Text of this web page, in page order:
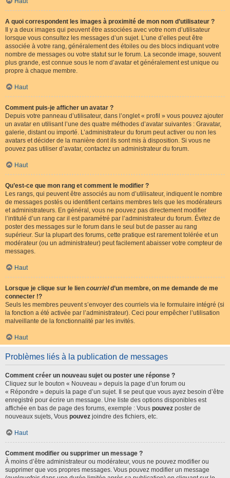
A quoi correspondent les images à proximité de mon nom d’utilisateur ?
Il y a deux images qui peuvent être associées avec votre nom d’utilisateur
lorsque vous consultez les messages d’un sujet. L’une d’elles peut être
associée à votre rang, généralement des étoiles ou des blocs indiquant votre
nombre de messages ou votre statut sur le forum. La seconde image, souvent
plus grande, est connue sous le nom d’avatar et généralement est unique ou
propre à chaque membre.
Haut
Comment puis-je afficher un avatar ?
Depuis votre panneau d’utilisateur, dans l’onglet « profil » vous pouvez ajouter
un avatar en utilisant l’une des quatre méthodes d’avatar suivantes : Gravatar,
galerie, distant ou importé. L’administrateur du forum peut activer ou non les
avatars et décider de la manière dont ils sont mis à disposition. Si vous ne
pouvez pas utiliser d’avatar, contactez un administrateur du forum.
Haut
Qu’est-ce que mon rang et comment le modifier ?
Les rangs, qui peuvent être associés au nom d’utilisateur, indiquent le nombre
de messages postés ou identifient certains membres tels que les modérateurs
et administrateurs. En général, vous ne pouvez pas directement modifier
l’intitulé d’un rang car il est paramétré par l’administrateur du forum. Évitez de
poster des messages sur le forum dans le seul but de passer au rang
supérieur. Sur la plupart des forums, cette pratique est rarement tolérée et un
modérateur (ou un administrateur) peut facilement abaisser votre compteur de
messages.
Haut
Lorsque je clique sur le lien courrield’un membre, on me demande de me
connecter !?
Seuls les membres peuvent s’envoyer des courriels via le formulaire intégré (si
la fonction a été activée par l’administrateur). Ceci pour empêcher l’utilisation
malveillante de la fonctionnalité par les invités.
Haut
Problèmes liés à la publication de messages
Comment créer un nouveau sujet ou poster une réponse ?
Cliquez sur le bouton « Nouveau » depuis la page d’un forum ou
« Répondre » depuis la page d’un sujet. Il se peut que vous ayez besoin d’être
enregistré pour écrire un message. Une liste des options disponibles est
affichée en bas de page des forums, exemple : Vous pouvez poster de
nouveaux sujets, Vous pouvez joindre des fichiers, etc.
Haut
Comment modifier ou supprimer un message ?
À moins d’être administrateur ou modérateur, vous ne pouvez modifier ou
supprimer que vos propres messages. Vous pouvez modifier un message